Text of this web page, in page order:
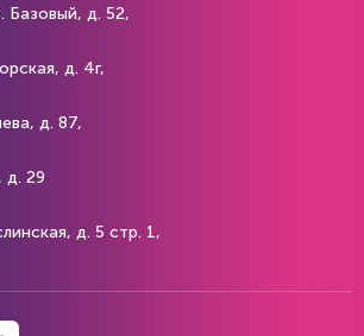
Базовый, д. 52,
д. 4г,
д. 87,
д. 29
д. 5 стр. 1,